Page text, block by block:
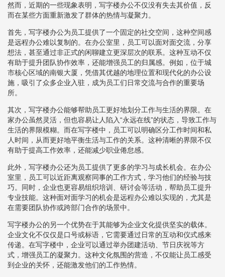
然而，近期的一些现象表明，写字楼办公不仅没有失去其价值，反
而在某些方面重新激发了群体的热情与凝聚力。
首先，写字楼办公为员工提供了一个固定的社交空间，这种空间感
是远程办公难以复制的。在办公室里，员工可以面对面交流，分享
想法，甚至通过非正式的闲聊建立更深层次的联系。这种互动不仅
有助于提升团队协作效率，还能增强员工的归属感。例如，位于城
市核心区域的南银大厦，凭借其优越的地理位置和现代化的办公设
施，吸引了众多企业入驻，成为员工们日常交流与合作的重要场
所。
其次，写字楼办公能够帮助员工更好地划分工作与生活的界限。在
家办公虽然灵活，但也容易让人陷入“永远在线”的状态，导致工作与
生活的界限模糊。而在写字楼中，员工可以明确区分工作时间和私
人时间，从而更好地平衡生活与工作的关系。这种清晰的界限不仅
有助于提高工作效率，还能减少职业倦怠感。
此外，写字楼办公还为员工提供了更多的学习与成长机会。在办公
室里，员工可以近距离观察同事的工作方式，学习他们的经验与技
巧。同时，企业也更容易组织培训、研讨会等活动，帮助员工提升
专业技能。这种面对面学习的机会是远程办公难以实现的，尤其是
在需要团队协作或跨部门合作的场景中。
写字楼办公的另一个优势在于其能够为企业文化提供坚实的载体。
企业文化不仅仅是口号或标语，它需要通过日常的互动和仪式感来
传递。在写字楼中，企业可以通过举办团建活动、节日庆祝等方
式，增强员工的凝聚力。这种文化氛围的营造，不仅能让员工感受
到企业的关怀，还能激发他们的工作热情。